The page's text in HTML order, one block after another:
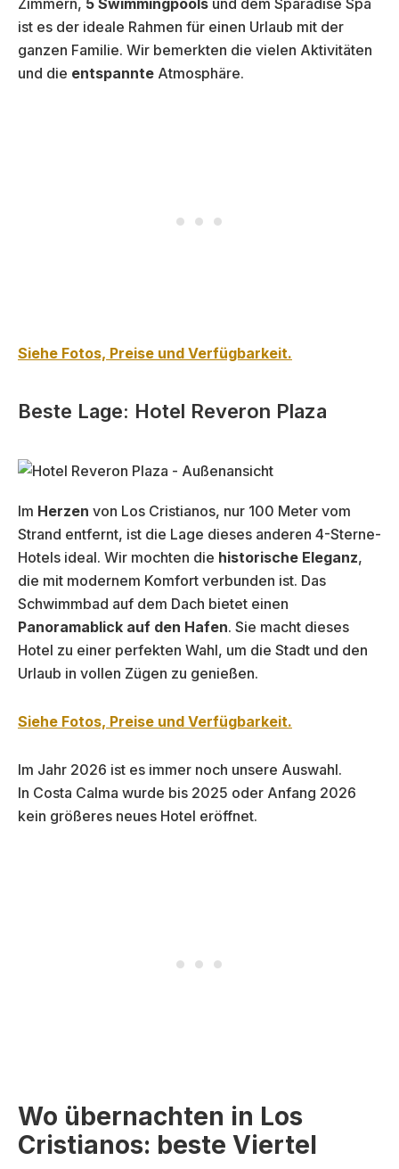
Zimmern, 5 Swimmingpools und dem Sparadise Spa
ist es der ideale Rahmen für einen Urlaub mit der
ganzen Familie. Wir bemerkten die vielen Aktivitäten
und die entspannte Atmosphäre.
Siehe Fotos, Preise und Verfügbarkeit.
Beste Lage: Hotel Reveron Plaza
Im Herzen von Los Cristianos, nur 100 Meter vom
Strand entfernt, ist die Lage dieses anderen 4-Sterne-
Hotels ideal. Wir mochten die historische Eleganz,
die mit modernem Komfort verbunden ist. Das
Schwimmbad auf dem Dach bietet einen
Panoramablick auf den Hafen. Sie macht dieses
Hotel zu einer perfekten Wahl, um die Stadt und den
Urlaub in vollen Zügen zu genießen.
Siehe Fotos, Preise und Verfügbarkeit.
Im Jahr 2026 ist es immer noch unsere Auswahl.
In Costa Calma wurde bis 2025 oder Anfang 2026
kein größeres neues Hotel eröffnet.
Wo übernachten in Los
Cristianos: beste Viertel